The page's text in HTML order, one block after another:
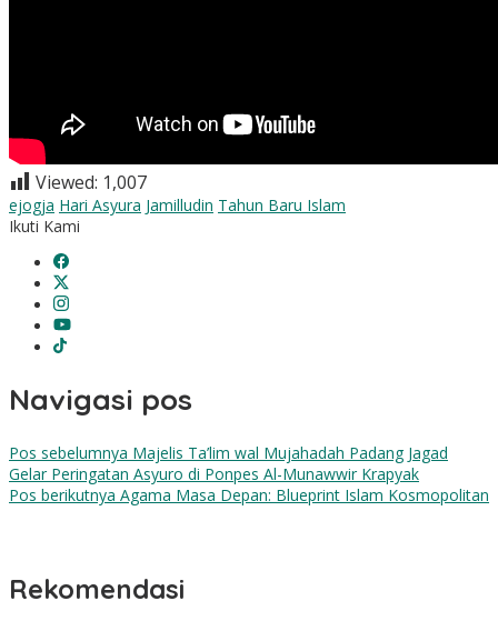
Viewed: 1,007
ejogja Hari Asyura Jamilludin Tahun Baru Islam
Ikuti Kami
Navigasi pos
Pos sebelumnya Majelis Ta’lim wal Mujahadah Padang Jagad
Gelar Peringatan Asyuro di Ponpes Al-Munawwir Krapyak
Pos berikutnya Agama Masa Depan: Blueprint Islam Kosmopolitan
Rekomendasi